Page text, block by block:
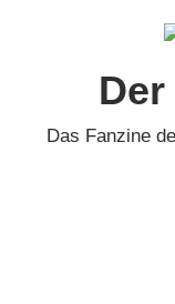
Das Fanzine